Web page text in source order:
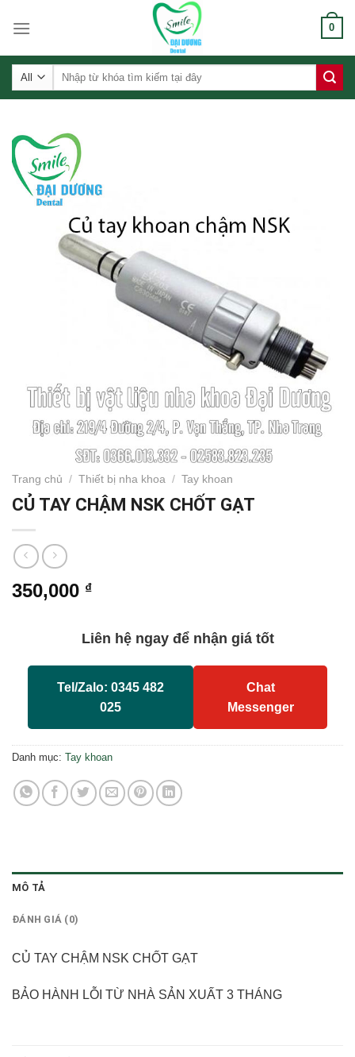
0
Tìm
kiếm:
Trang chủ / Thiết bị nha khoa / Tay khoan
CỦ TAY CHẬM NSK CHỐT GẠT
350,000 ₫
Liên hệ ngay để nhận giá tốt
Tel/Zalo: 0345 482
025
Chat
Messenger
Danh mục: Tay khoan
MÔ TẢ
ĐÁNH GIÁ (0)
CỦ TAY CHẬM NSK CHỐT GẠT
BẢO HÀNH LỖI TỪ NHÀ SẢN XUẤT 3 THÁNG